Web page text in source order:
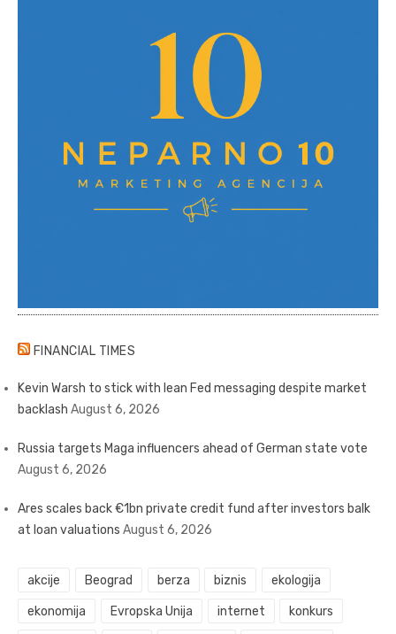
FINANCIAL TIMES
Kevin Warsh to stick with lean Fed messaging despite market
backlash August 6, 2026
Russia targets Maga influencers ahead of German state vote
August 6, 2026
Ares scales back €1bn private credit fund after investors balk
at loan valuations August 6, 2026
akcije Beograd berza biznis ekologija
ekonomija Evropska Unija internet konkurs